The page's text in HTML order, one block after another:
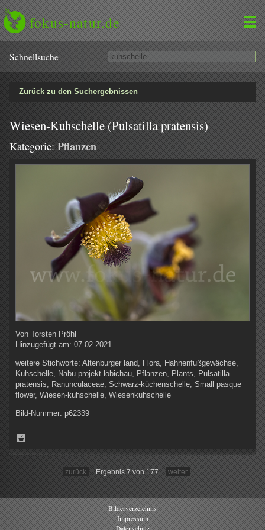
fokus-natur.de
Schnell­suche
Zurück zu den Suchergebnissen
Wiesen-Kuhschelle (Pulsatilla pratensis)
Kategorie: Pflanzen
Von Torsten Pröhl
Hinzugefügt am: 07.02.2021
weitere Stichworte: Altenburger land, Flora, Hahnenfußgewächse,
Kuhschelle, Nabu projekt löbichau, Pflanzen, Plants, Pulsatilla
pratensis, Ranunculaceae, Schwarz-küchenschelle, Small pasque
flower, Wiesen-kuhschelle, Wiesenkuhschelle
Bild-Nummer: p62339
zurück Ergebnis 7 von 177 weiter
Bilderverzeichnis
Impressum